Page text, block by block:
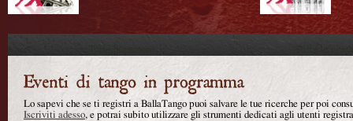
Lo sapevi che se ti registri a BallaTango puoi salvare le tue ricerche per poi
Iscriviti adesso, e potrai subito utilizzare gli strumenti dedicati agli utenti